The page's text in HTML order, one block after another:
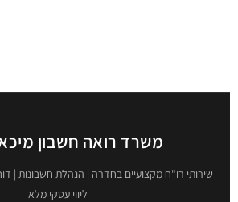
משרד רואה חשבון
שירותי רו"ח מקצועיים בחדרה | הנהלת חשבונות |
ליווי עסקי מלא